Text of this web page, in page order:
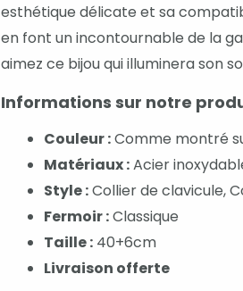
esthétique délicate et sa
en font un incontournable de la
aimez ce bijou qui illuminera son
Informations sur notre
Couleur :Comme montré
Matériaux :Acier
Style :Collier de clavicule,
Fermoir :Classique
Taille : 40+6cm
Livraison offerte